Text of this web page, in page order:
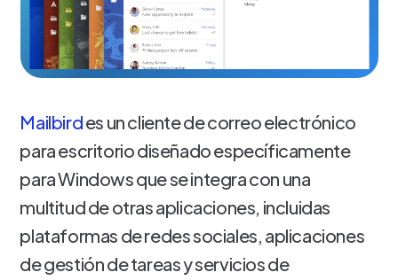
Mailbirdes un cliente de correo electrónico
para escritorio diseñado específicamente
para Windows que se integra con una
multitud de otras aplicaciones, incluidas
plataformas de redes sociales, aplicaciones
de gestión de tareas y servicios de